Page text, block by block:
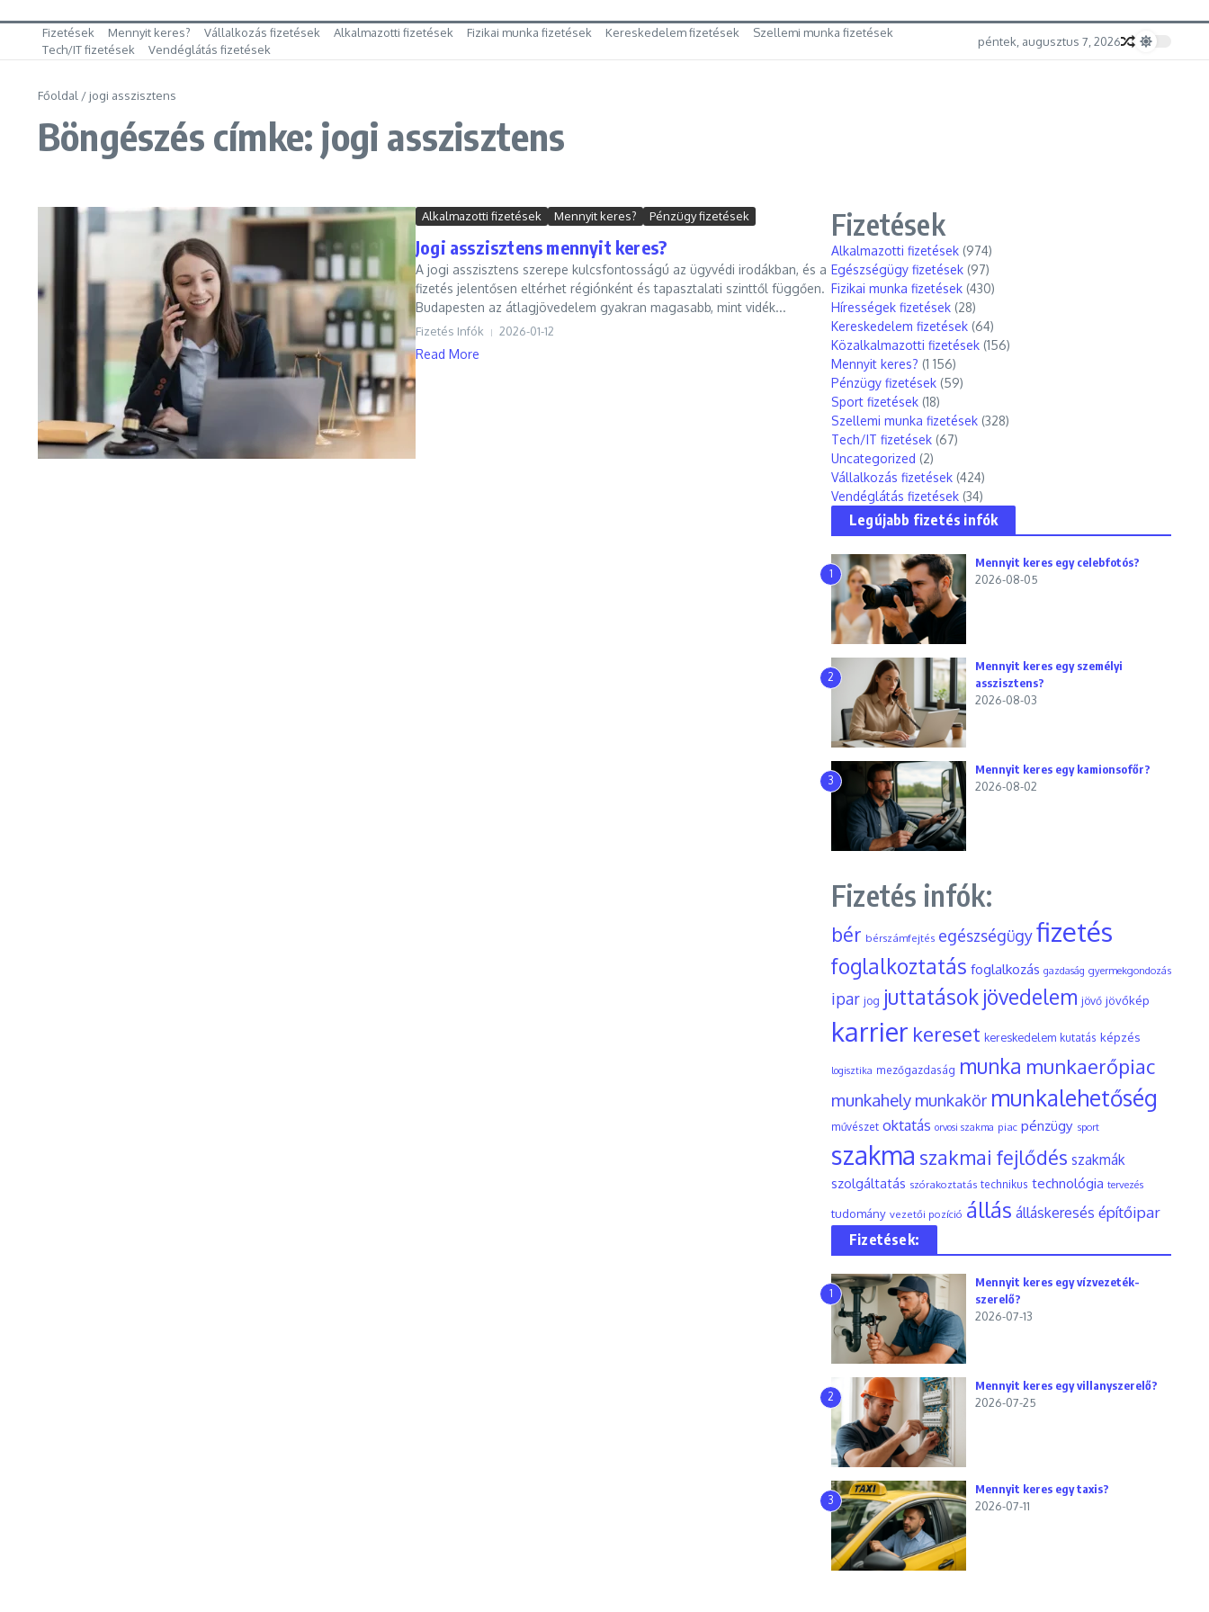
Fizetések Mennyit keres? Vállalkozás fizetések Alkalmazotti fizetések Fizikai munka fizetések Kereskedelem fizetések
Szellemi munka fizetések
Tech/IT fizetések
Vendéglátás fizetések
péntek, augusztus 7, 2026
Főoldal / jogi asszisztens
Böngészés címke: jogi asszisztens
Alkalmazotti fizetések Mennyit keres? Pénzügy fizetések
Jogi asszisztens mennyit keres?
A jogi asszisztens szerepe kulcsfontosságú az ügyvédi irodákban, és a
fizetés jelentősen eltérhet régiónként és tapasztalati szinttől függően.
Budapesten az átlagjövedelem gyakran magasabb, mint vidék...
Fizetés Infók 2026-01-12
Read More
Fizetések
Alkalmazotti fizetések (974)
Egészségügy fizetések (97)
Fizikai munka fizetések (430)
Hírességek fizetések (28)
Kereskedelem fizetések (64)
Közalkalmazotti fizetések (156)
Mennyit keres? (1 156)
Pénzügy fizetések (59)
Sport fizetések (18)
Szellemi munka fizetések (328)
Tech/IT fizetések (67)
Uncategorized (2)
Vállalkozás fizetések (424)
Vendéglátás fizetések (34)
Legújabb fizetés infók
1
Mennyit keres egy celebfotós?
2026-08-05
2
Mennyit keres egy személyi
asszisztens?
2026-08-03
3
Mennyit keres egy kamionsofőr?
2026-08-02
Fizetés infók:
bér bérszámfejtés egészségügyfizetés
foglalkoztatás foglalkozás gazdaság gyermekgondozás
ipar jog juttatások jövedelem jövő jövőkép
karrier kereset kereskedelem kutatás képzés
logisztika mezőgazdaság munka munkaerőpiac
munkahely munkakör munkalehetőség
művészet oktatás orvosi szakma piac pénzügy sport
szakma szakmai fejlődés szakmák
szolgáltatás szórakoztatás technikus technológia tervezés
tudomány vezetői pozíció állás álláskeresés építőipar
Fizetések:
1
Mennyit keres egy vízvezeték-
szerelő?
2026-07-13
2
Mennyit keres egy villanyszerelő?
2026-07-25
3
Mennyit keres egy taxis?
2026-07-11